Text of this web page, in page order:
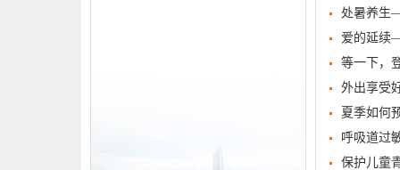
处暑养生
爱的延续
等一下，
外出享
夏季如何
呼吸道过
保护儿童